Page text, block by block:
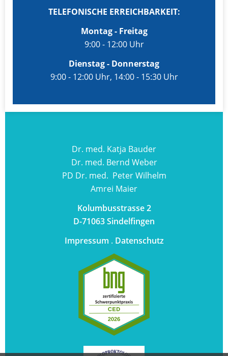
TELEFONISCHE ERREICHBARKEIT:
Montag - Freitag
9:00 - 12:00 Uhr
Dienstag - Donnerstag
9:00 - 12:00 Uhr, 14:00 - 15:30 Uhr
Dr. med. Katja Bauder
Dr. med. Bernd Weber
PD Dr. med. Peter Wilhelm
Amrei Maier
Kolumbusstrasse 2
D-71063 Sindelfingen
Impressum . Datenschutz